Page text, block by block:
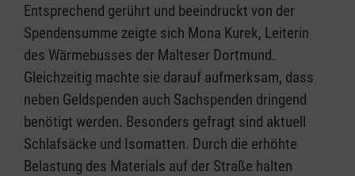
Entsprechend gerührt und beeindruckt von der
Spendensumme zeigte sich Mona Kurek, Leiterin
des Wärmebusses der Malteser Dortmund.
Gleichzeitig machte sie darauf aufmerksam, dass
neben Geldspenden auch Sachspenden dringend
benötigt werden. Besonders gefragt sind aktuell
Schlafsäcke und Isomatten. Durch die erhöhte
Belastung des Materials auf der Straße halten